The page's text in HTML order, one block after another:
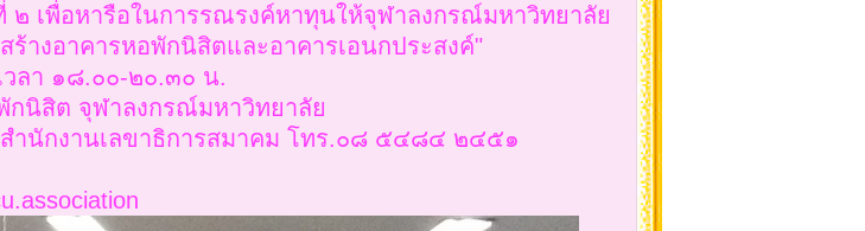
เพื่อหารือในการรณรงค์หาทุนให้จุฬาลงกรณ์มหาวิทยาลัย
ร้างอาคารหอพักนิสิตและอาคารเอนกประสงค์"
ลา ๑๘.๐๐-๒๐.๓๐ น.
นิสิต จุฬาลงกรณ์มหาวิทยาลัย
ำนักงานเลขาธิการสมาคม โทร.๐๘ ๕๔๘๔ ๒๔๕๑